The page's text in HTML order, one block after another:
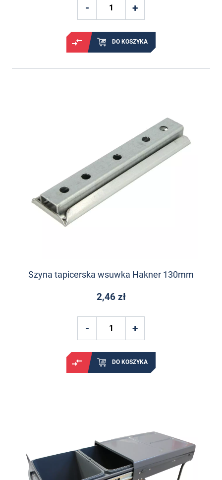
DO KOSZYKA
Szyna tapicerska wsuwka Hakner 130mm
2,46 zł
DO KOSZYKA